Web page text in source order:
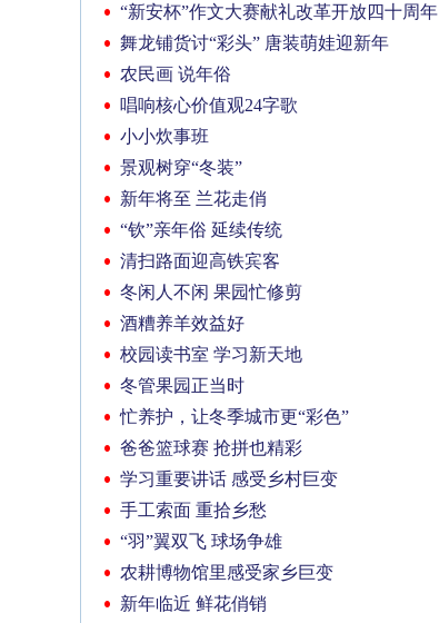
“新安杯”作文大赛献礼改革开放四十周年
舞龙铺货讨“彩头” 唐装萌娃迎新年
农民画 说年俗
唱响核心价值观24字歌
小小炊事班
景观树穿“冬装”
新年将至 兰花走俏
“钦”亲年俗 延续传统
清扫路面迎高铁宾客
冬闲人不闲 果园忙修剪
酒糟养羊效益好
校园读书室 学习新天地
冬管果园正当时
忙养护，让冬季城市更“彩色”
爸爸篮球赛 抢拼也精彩
学习重要讲话 感受乡村巨变
手工索面 重拾乡愁
“羽”翼双飞 球场争雄
农耕博物馆里感受家乡巨变
新年临近 鲜花俏销